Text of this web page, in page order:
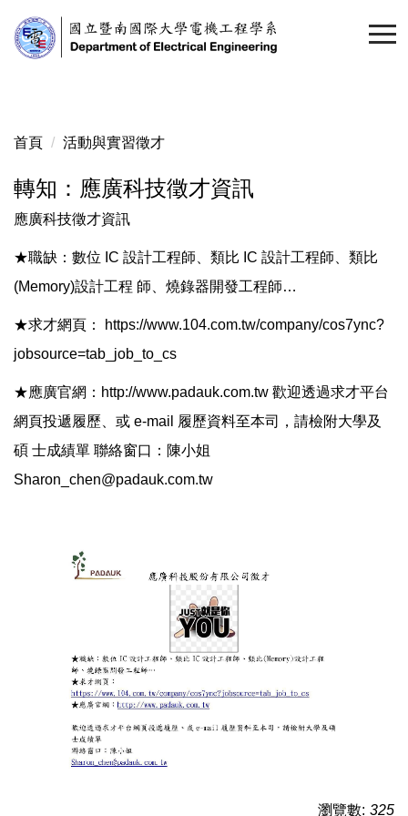
到
主
區
首頁 活動與實習徵才
轉知：應廣科技徵才資訊
應廣科技徵才資訊
★職缺：數位 IC 設計工程師、類比 IC 設計工程師、類比
(Memory)設計工程 師、燒錄器開發工程師…
★求才網頁：
https://www.104.com.tw/company/cos7ync?
jobsource=tab_job_to_cs
★應廣官網： http://www.padauk.com.tw 歡迎透過求才平台
網頁投遞履歷、或 e-mail 履歷資料至本司，請檢附大學及
碩 士成績單 聯絡窗口：陳小姐
Sharon_chen@padauk.com.tw
瀏覽數: 325